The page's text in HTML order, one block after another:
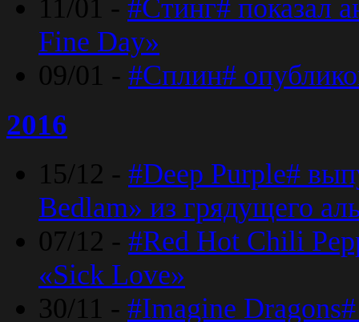
11/01 - #Стинг# показал
Fine Day»
09/01 - #Сплин#
2016
15/12 - #Deep Purple#
Bedlam» из грядущего
07/12 - #Red Hot Chili
«Sick Love»
30/11 - #Imagine